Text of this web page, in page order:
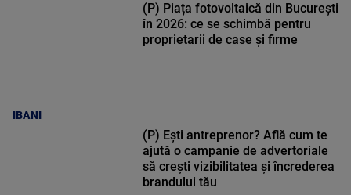
IBANI
(P) Piața fotovoltaică din București
în 2026: ce se schimbă pentru
proprietarii de case și firme
(P) Ești antreprenor? Află cum te
ajută o campanie de advertoriale
să crești vizibilitatea și încrederea
brandului tău